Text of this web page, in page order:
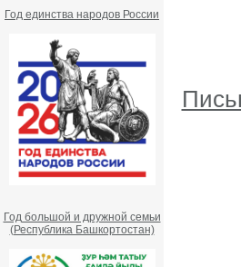
Год единства народов России
Год большой и дружной семьи
(Республика Башкортостан)